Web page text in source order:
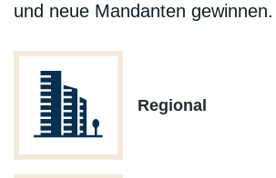
und neue Mandanten gewinnen.
Regional